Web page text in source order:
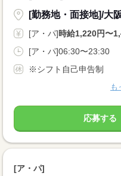
[勤務地・面接地]/大
[ア・パ]時給1,220円〜
[ア・パ]06:30〜23:30
※シフト自己申告制
も
応募する
[ア・パ]